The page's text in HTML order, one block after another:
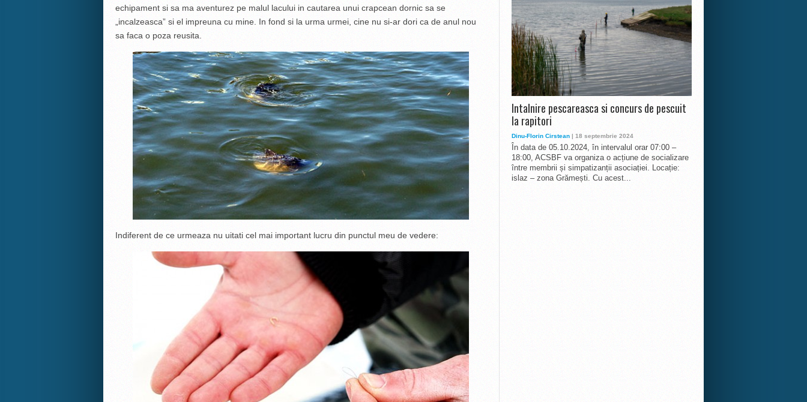
echipament si sa ma aventurez pe malul lacului in cautarea unui crapcean dornic sa se
„incalzeasca” si el impreuna cu mine. In fond si la urma urmei, cine nu si-ar dori ca de anul nou
sa faca o poza reusita.
Indiferent de ce urmeaza nu uitati cel mai important lucru din punctul meu de vedere:
Intalnire pescareasca si concurs de pescuit
la rapitori
Dinu-Florin Cirstean | 18 septembrie 2024
În data de 05.10.2024, în intervalul orar 07:00 –
18:00, ACSBF va organiza o acțiune de socializare
între membrii și simpatizanții asociației. Locație:
islaz – zona Grămești. Cu acest...